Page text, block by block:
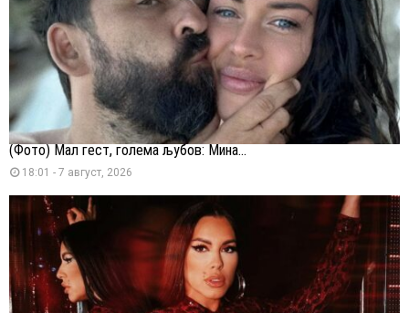
(Фото) Мал гест, голема љубов: Мина...
18:01 - 7 август, 2026